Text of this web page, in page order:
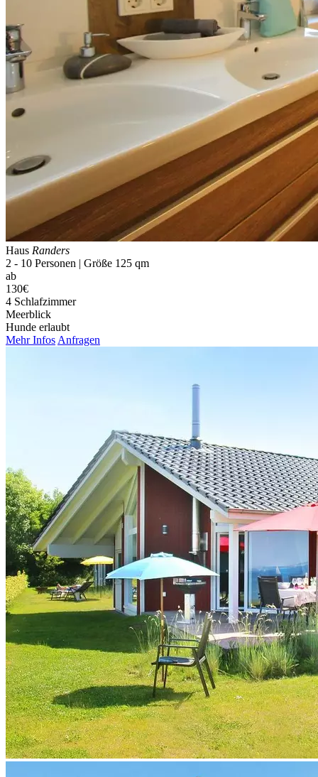
Haus Randers
2 - 10 Personen | Größe 125 qm
ab
130€
4 Schlaf­zimmer
Meerblick
Hunde erlaubt
Mehr Infos Anfragen